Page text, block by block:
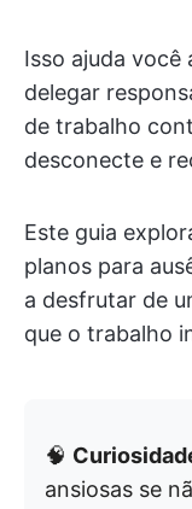
Isso ajuda você
delegar
de trabalho
desconecte e
Este guia
planos para
a desfrutar de
que o trabalho
🧠
ansiosas se